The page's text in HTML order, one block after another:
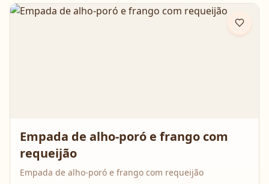
Empada de alho-poró e frango com
requeijão
Empada de alho-poró e frango com requeijão